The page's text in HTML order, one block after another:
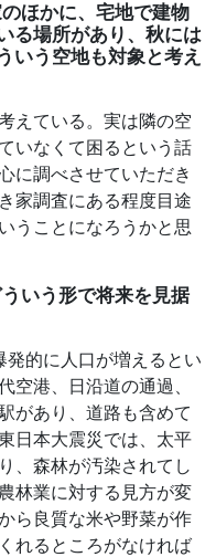
ほかに、宅地で建物
る場所があり、秋には
いう空地も対象と考え
えている。実は隣の空
いなくて困るという話
に調べさせていただき
家調査にある程度目途
うことになろうかと思
いう形で将来を見据
的に人口が増えるとい
空港、日沿道の通過、
があり、道路も含めて
日本大震災では、太平
、森林が汚染されてし
林業に対する見方が変
ら良質な米や野菜が作
れるところがなければ